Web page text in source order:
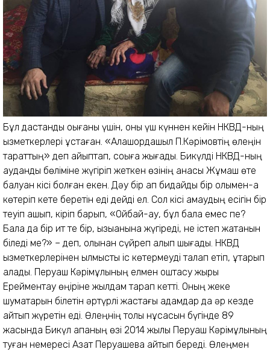
Бұл дастанды оқығаны үшін, оны үш күннен кейін НКВД-ның
қызметкерлері ұстаған. «Алашордашыл П.Кәрімовтің өлеңін
тараттың» деп айыптап, соққыға жығады. Бикүлді НКВД-ның
аудандық бөліміне жүгіріп жеткен өзінің анасы Жұмаш өте
балуан кісі болған екен. Дәу бір қап бидайды бір қолымен-ақ
көтеріп кете беретін еді дейді ел. Сол кісі қамаудың есігін бір
теуіп ашып, кіріп барып, «Ойбай-ау, бұл бала емес пе?
Бала да бір ит те бір, қызыққанына жүгіреді, не істеп жатқанын
біледі ме?» – деп, қолынан сүйреп алып шығады. НКВД
қызметкерлерінен қылмыстық іс көтермеуді талап етіп, құтқарып
қалады. Перуаш Кәрімұлының елмен қоштасу жыры
Ерейментау өңіріне жылдам тарап кетті. Оның жеке
шумақтарын білетін әртүрлі жастағы адамдар да әр кезде
айтып жүретін еді. Өлеңнің толық нұсқасын бүгінде 89
жасында Бикүл апаның өзі 2014 жылы Перуаш Кәрімұлының
туған немересі Азат Перуашевқа айтып береді. Өлеңмен